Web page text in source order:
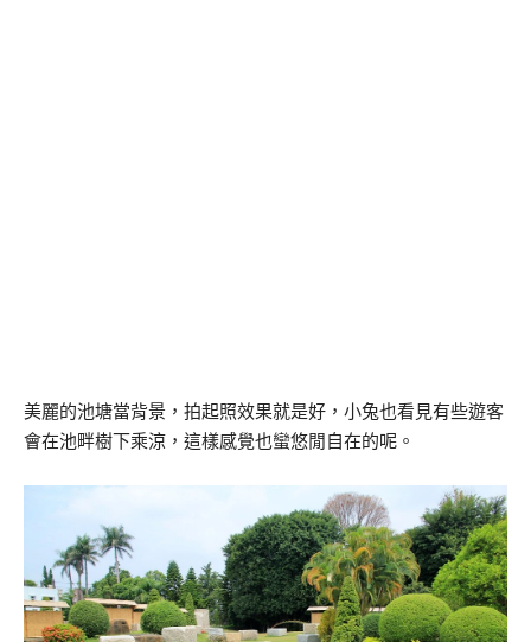
美麗的池塘當背景，拍起照效果就是好，小兔也看見有些遊客
會在池畔樹下乘涼，這樣感覺也蠻悠閒自在的呢。